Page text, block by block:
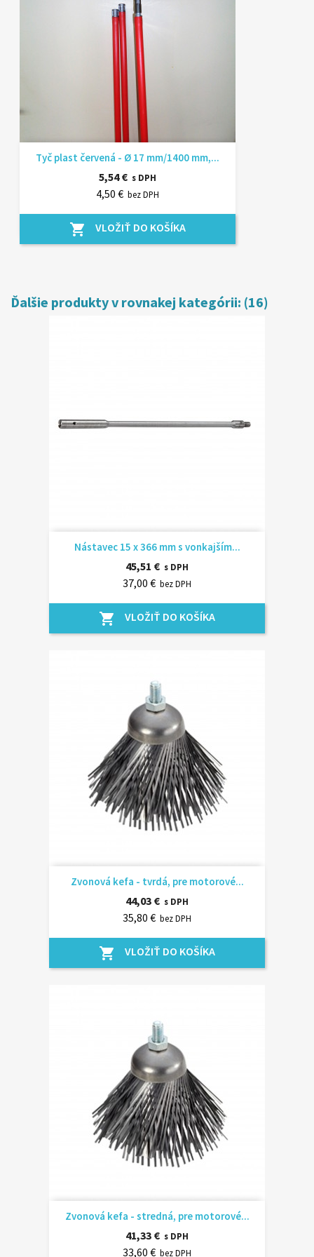
Tyč plast červená - Ø 17 mm/1400 mm,...
5,54 € s DPH
4,50 € bez DPH
shopping_cart VLOŽIŤ DO KOŠÍKA
Ďalšie produkty v rovnakej kategórii: (16)
Nástavec 15 x 366 mm s vonkajším...
45,51 € s DPH
37,00 € bez DPH
shopping_cart VLOŽIŤ DO KOŠÍKA
Zvonová kefa - tvrdá, pre motorové...
44,03 € s DPH
35,80 € bez DPH
shopping_cart VLOŽIŤ DO KOŠÍKA
Zvonová kefa - stredná, pre motorové...
41,33 € s DPH
33,60 € bez DPH